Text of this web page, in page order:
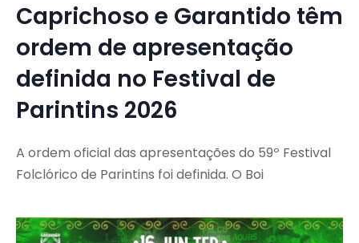
Caprichoso e Garantido têm
ordem de apresentação
definida no Festival de
Parintins 2026
A ordem oficial das apresentações do 59º Festival
Folclórico de Parintins foi definida. O Boi